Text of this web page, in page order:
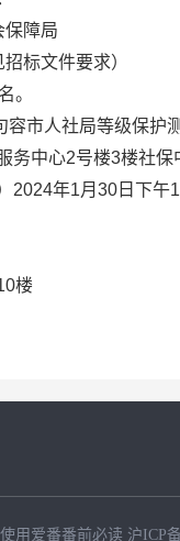
保障局
标文件要求）
。
容市人社局等级保护
务中心2号楼3楼社保
2024年1月30日下午
楼
使用爱番番前必读 沪ICP